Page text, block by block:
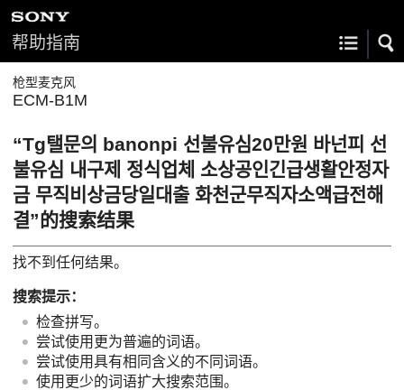
帮助指南
枪型麦克风
ECM-B1M
“Tg탤문의 banonpi 선불유심20만원 바넌피 선
불유심 내구제 정식업체 소상공인긴급생활안정자
금 무직비상금당일대출 화천군무직자소액급전해
결”的搜索结果
找不到任何结果。
搜索提示：
检查拼写。
尝试使用更为普遍的词语。
尝试使用具有相同含义的不同词语。
使用更少的词语扩大搜索范围。